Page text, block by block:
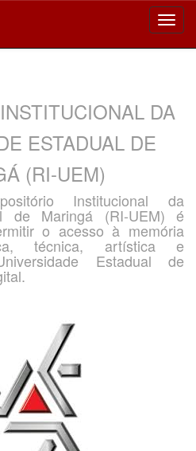
DA
ESTADUAL DE
(RI-UEM)
Institucional da
de Maringá (RI-UEM) é
o acesso à memória
técnica, artística e
Estadual de